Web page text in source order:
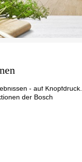
- auf Knopfdruck.
der Bosch